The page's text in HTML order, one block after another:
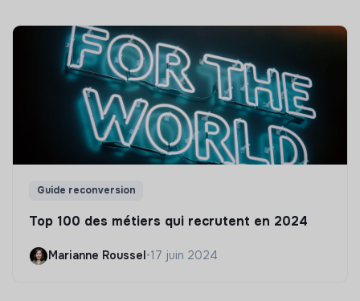
Guide reconversion
Top 100 des métiers qui recrutent en 2024
Marianne Roussel•17 juin 2024